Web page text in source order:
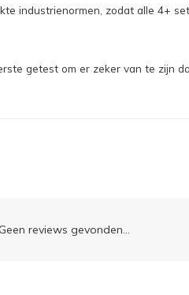
industrienormen, zodat alle 4+
getest om er zeker van te zijn
Geen reviews gevonden...